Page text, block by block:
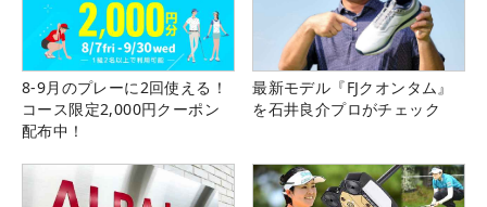
8-9月のプレーに2回使える！
コース限定2,000円クーポン
配布中！
最新モデル『FJクオンタム』
を石井良介プロがチェック